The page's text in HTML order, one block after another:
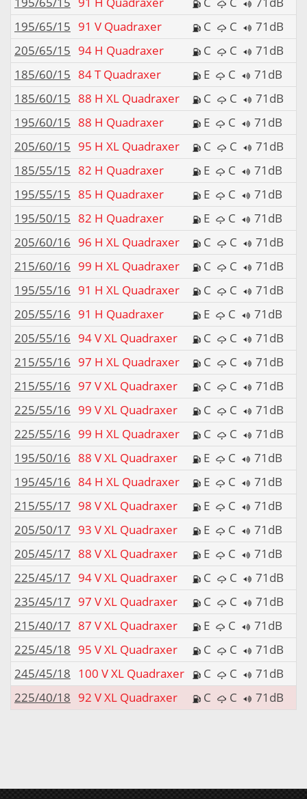
195/65/15 91 V Quadraxer C C
71dB
205/65/15 94 H Quadraxer C C
71dB
185/60/15 84 T Quadraxer E C
71dB
185/60/15 88 H XL Quadraxer C C
71dB
195/60/15 88 H Quadraxer E C
71dB
205/60/15 95 H XL Quadraxer C C
71dB
185/55/15 82 H Quadraxer E C
71dB
195/55/15 85 H Quadraxer E C
71dB
195/50/15 82 H Quadraxer E C
71dB
205/60/16 96 H XL Quadraxer C C
71dB
215/60/16 99 H XL Quadraxer C C
71dB
195/55/16 91 H XL Quadraxer C C
71dB
205/55/16 91 H Quadraxer E C
71dB
205/55/16 94 V XL Quadraxer C C
71dB
215/55/16 97 H XL Quadraxer C C
71dB
215/55/16 97 V XL Quadraxer C C
71dB
225/55/16 99 V XL Quadraxer C C
71dB
225/55/16 99 H XL Quadraxer C C
71dB
195/50/16 88 V XL Quadraxer E C
71dB
195/45/16 84 H XL Quadraxer E C
71dB
215/55/17 98 V XL Quadraxer E C
71dB
205/50/17 93 V XL Quadraxer E C
71dB
205/45/17 88 V XL Quadraxer E C
71dB
225/45/17 94 V XL Quadraxer C C
71dB
235/45/17 97 V XL Quadraxer C C
71dB
215/40/17 87 V XL Quadraxer E C
71dB
225/45/18 95 V XL Quadraxer C C
71dB
245/45/18 100 V XL Quadraxer C C
71dB
225/40/18 92 V XL Quadraxer C C 71dB